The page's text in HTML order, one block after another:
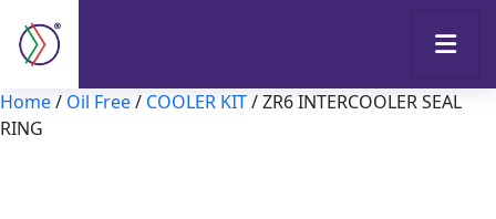
Home/ Oil Free/ COOLER KIT/ ZR6 INTERCOOLER SEAL
RING